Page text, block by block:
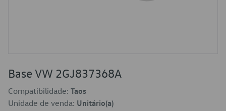
Base VW 2GJ837368A
Compatibilidade: Taos
Unidade de venda: Unitário(a)